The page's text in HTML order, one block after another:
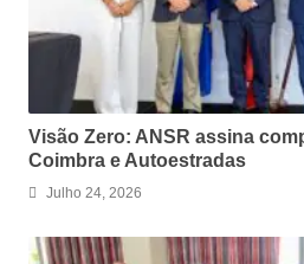
Visão Zero: ANSR assina
Coimbra e Autoestradas
Julho 24, 2026